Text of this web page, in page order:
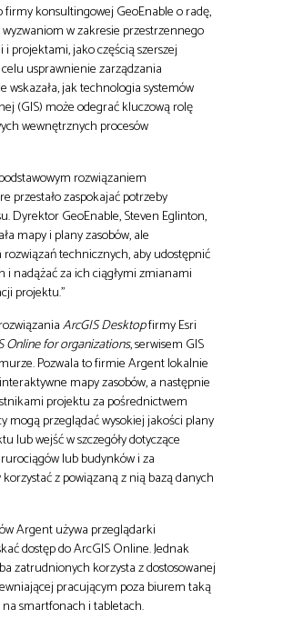
firmy konsultingowej GeoEnable o radę,
wyzwaniom w zakresie przestrzennego
projektami, jako częścią szerszej
usprawnienie zarządzania
wskazała, jak technologia systemów
(GIS) może odegrać kluczową rolę
wewnętrznych procesów
rozwiązaniem
przestało zaspokajać potrzeby
Dyrektor GeoEnable, Steven Eglinton,
mapy i plany zasobów, ale
rozwiązań technicznych, aby udostępnić
i nadążać za ich ciągłymi zmianami
projektu.”
ArcGIS Desktopfirmy Esri
Online for organizations, serwisem GIS
Pozwala to firmie Argent lokalnie
mapy zasobów, a następnie
projektu za pośrednictwem
mogą przeglądać wysokiej jakości plany
lub wejść w szczegóły dotyczące
lub budynków i za
z powiązaną z nią bazą danych
Argent używa przeglądarki
dostęp do ArcGIS Online. Jednak
zatrudnionych korzysta z dostosowanej
pracującym poza biurem taką
smartfonach i tabletach.